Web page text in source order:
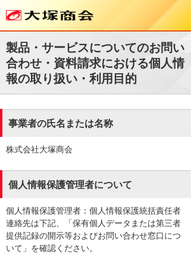
製品・サービスについてのお問い
合わせ・資料請求における個人情
報の取り扱い・利用目的
事業者の氏名または名称
株式会社大塚商会
個人情報保護管理者について
個人情報保護管理者：個人情報保護統括責任者
連絡先は下記、「保有個人データまたは第三者
提供記録の開示等およびお問い合わせ窓口につ
いて」を確認ください。